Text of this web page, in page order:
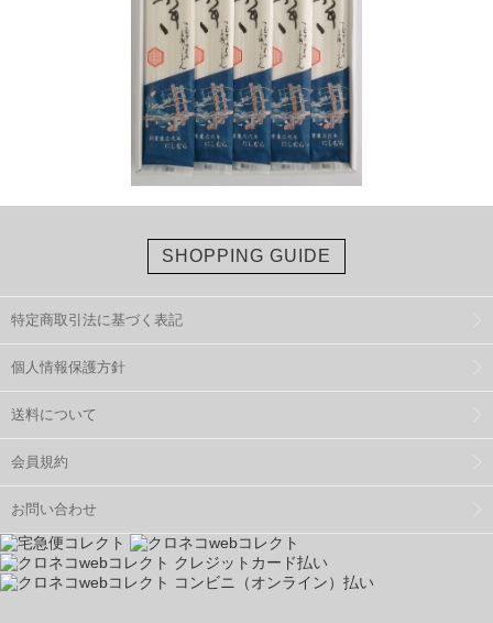
SHOPPING GUIDE
特定商取引法に基づく表記
個人情報保護方針
送料について
会員規約
お問い合わせ